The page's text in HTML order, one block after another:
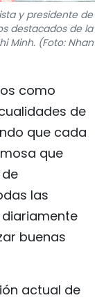
y presidente de
destacados de la
Minh. (Foto: Nhan
como
de
que cada
que
las
diariamente
buenas
actual de